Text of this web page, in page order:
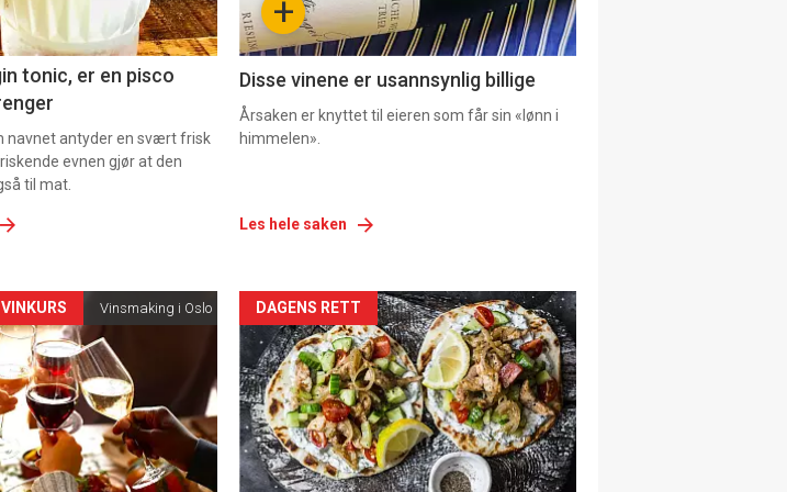
tonic, er en pisco
navnet antyder en svært frisk
evnen gjør at den
til mat.
3 +
Disse vinene er usannsynlig billige
Årsaken er knyttet til eieren som får sin «lønn i
himmelen».
Les hele saken
Vinsmaking i Oslo
Forsiden
akkurat
nå
-
DAGENS RETT